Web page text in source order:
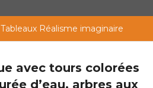
Tableaux Réalisme imaginaire